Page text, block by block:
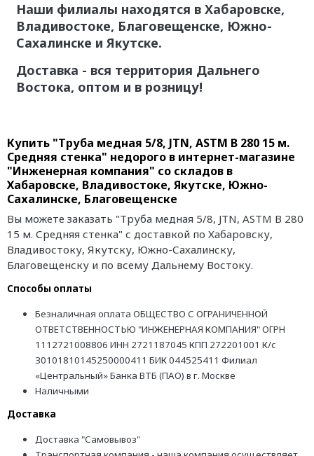
Наши филиалы находятся в Хабаровске,
Владивостоке, Благовещенске, Южно-
Сахалинске и Якутске.
Доставка - вся территория Дальнего
Востока, оптом и в розницу!
Купить "Труба медная 5/8, JTN, ASTM B 280 15 м.
Средняя стенка" недорого в интернет-магазине
"Инженерная компания" со складов в
Хабаровске, Владивостоке, Якутске, Южно-
Сахалинске, Благовещенске
Вы можете заказать "Труба медная 5/8, JTN, ASTM B 280
15 м. Средняя стенка" с доставкой по Хабаровску,
Владивостоку, Якутску, Южно-Сахалинску,
Благовещенску и по всему Дальнему Востоку.
Способы оплаты
Безналичная оплата ОБЩЕСТВО С ОГРАНИЧЕННОЙ
ОТВЕТСТВЕННОСТЬЮ "ИНЖЕНЕРНАЯ КОМПАНИЯ" ОГРН
1112721008806 ИНН 2721187045 КПП 272201001 К/с
30101810145250000411 БИК 044525411 Филиал
«Центральный» Банка ВТБ (ПАО) в г. Москве
Наличными
Доставка
Доставка "Самовывоз"